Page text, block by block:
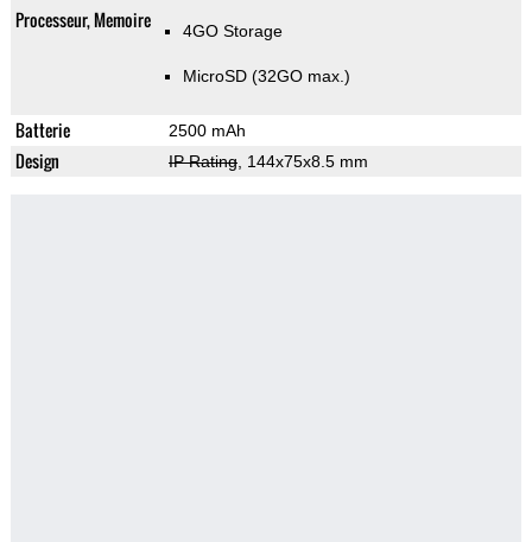
Processeur, Memoire 4GO Storage
MicroSD (32GO max.)
Batterie 2500 mAh
Design IP Rating, 144x75x8.5 mm